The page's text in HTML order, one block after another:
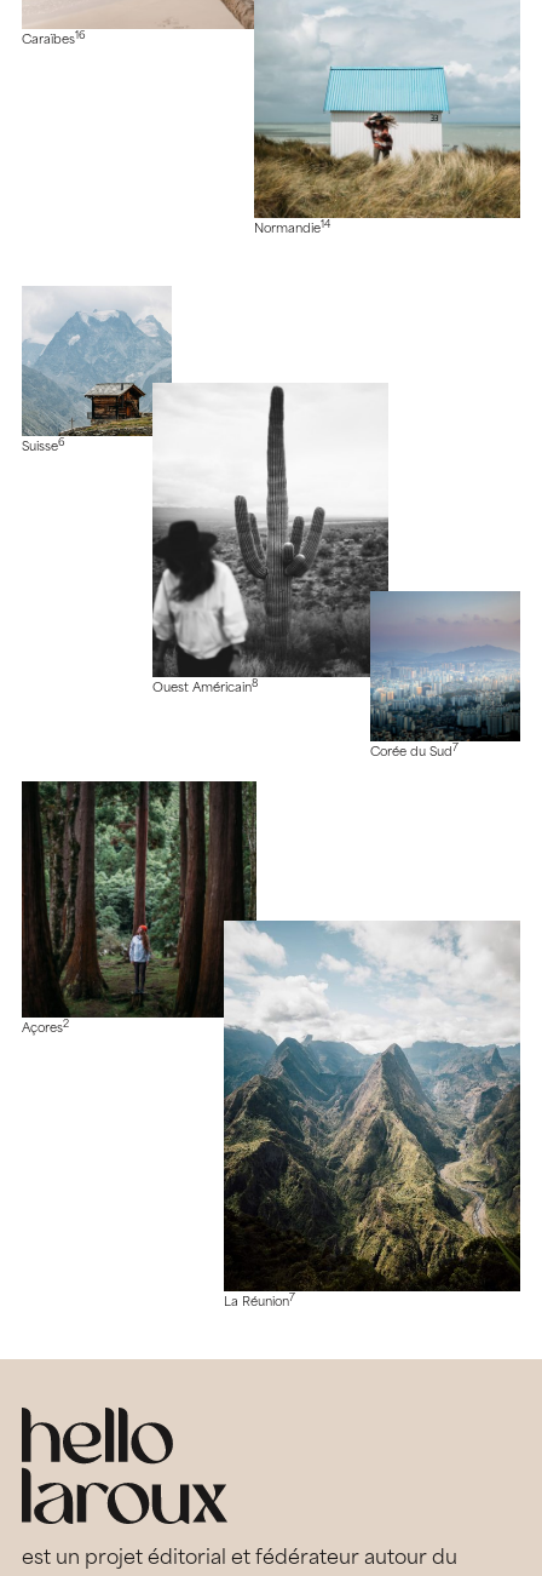
Caraïbes16
Normandie14
Suisse6
Ouest Américain8
Corée du Sud 7
Açores2
La Réunion7
est un projet éditorial et fédérateur autour du